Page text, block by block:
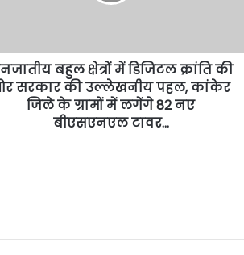
बहुल क्षेत्रों में डिजिटल क्रांति की
सरकार की उल्लेखनीय पहल, कांकेर
जिले के ग्रामों में लगेंगे 82 नए
बीएसएनएल टावर…